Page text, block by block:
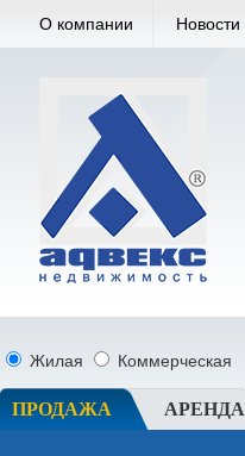
О компании Новости
Жилая Коммерческая
ПРОДАЖА АРЕНДА